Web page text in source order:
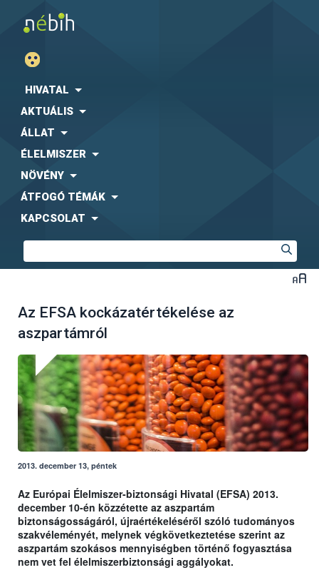
HIVATAL
AKTUÁLIS
ÁLLAT
ÉLELMISZER
NÖVÉNY
ÁTFOGÓ TÉMÁK
KAPCSOLAT
Az EFSA kockázatértékelése az
aszpartámról
2013. december 13, péntek
Az Európai Élelmiszer-biztonsági Hivatal (EFSA) 2013.
december 10-én közzétette az aszpartám
biztonságosságáról, újraértékeléséről szóló tudományos
szakvéleményét, melynek végkövetkeztetése szerint az
aszpartám szokásos mennyiségben történő fogyasztása
nem vet fel élelmiszerbiztonsági aggályokat.